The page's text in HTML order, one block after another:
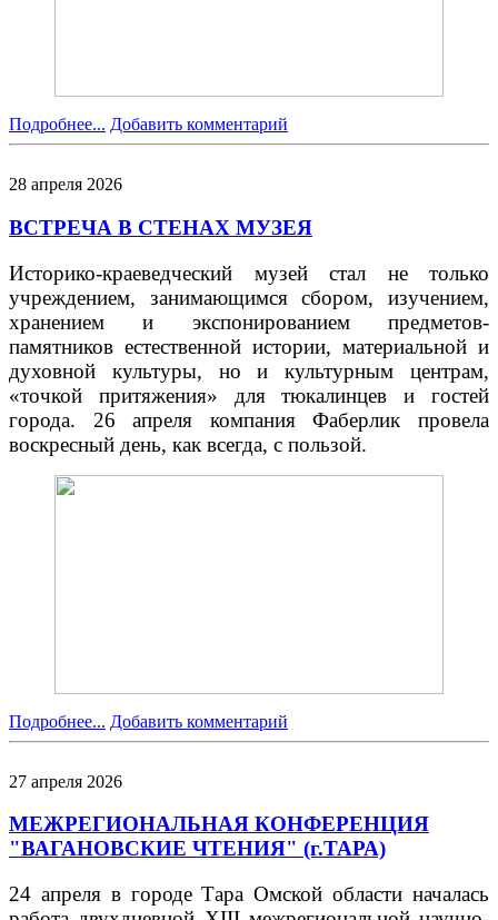
Подробнее... Добавить комментарий
28 апреля 2026
ВСТРЕЧА В СТЕНАХ МУЗЕЯ
Историко-краеведческий музей стал не только
учреждением, занимающимся сбором, изучением,
хранением и экспонированием предметов-
памятников естественной истории, материальной и
духовной культуры, но и культурным центрам,
«точкой притяжения» для тюкалинцев и гостей
города. 26 апреля компания Фаберлик провела
воскресный день, как всегда, с пользой.
Подробнее... Добавить комментарий
27 апреля 2026
МЕЖРЕГИОНАЛЬНАЯ КОНФЕРЕНЦИЯ
"ВАГАНОВСКИЕ ЧТЕНИЯ" (г.ТАРА)
24 апреля в городе Тара Омской области началась